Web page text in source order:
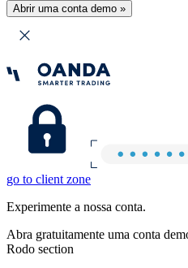
Abrir uma conta demo »
go to client zone
Experimente a nossa conta.
Abra gratuitamente uma conta
Rodo section